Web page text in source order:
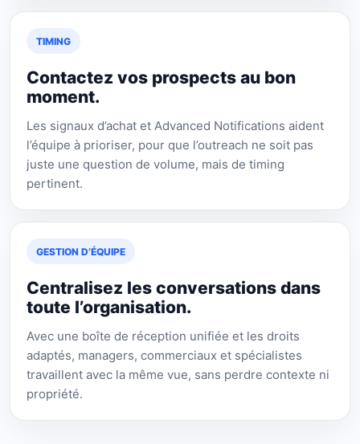
TIMING
Contactez vos prospects au bon
moment.
Les signaux d’achat et Advanced Notifications aident
l’équipe à prioriser, pour que l’outreach ne soit pas
juste une question de volume, mais de timing
pertinent.
GESTION D’ÉQUIPE
Centralisez les conversations dans
toute l’organisation.
Avec une boîte de réception unifiée et les droits
adaptés, managers, commerciaux et spécialistes
travaillent avec la même vue, sans perdre contexte ni
propriété.